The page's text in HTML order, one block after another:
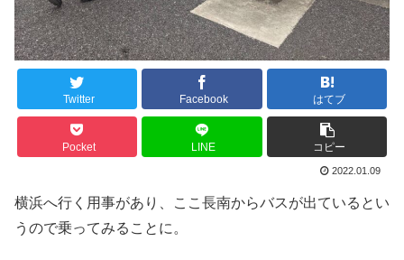
Twitter Facebook はてブ
Pocket LINE コピー
2022.01.09
横浜へ行く用事があり、ここ長南からバスが出ているとい
うので乗ってみることに。